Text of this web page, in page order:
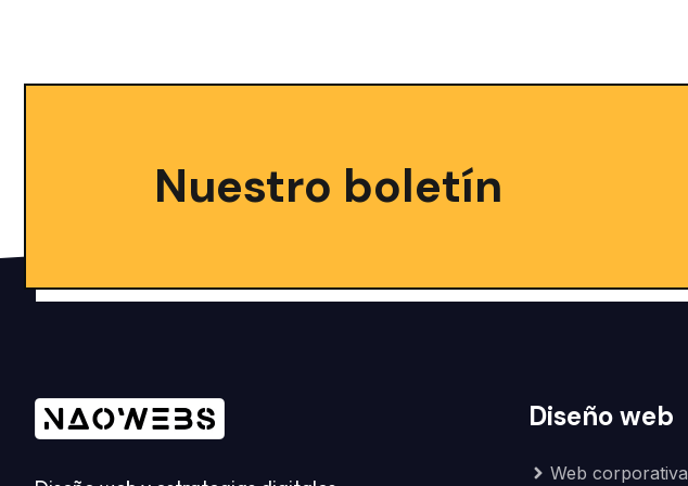
Nuestro boletín
Diseño web
Web corporativa